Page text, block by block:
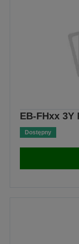
EB-FHxx 3Y
Dostępny